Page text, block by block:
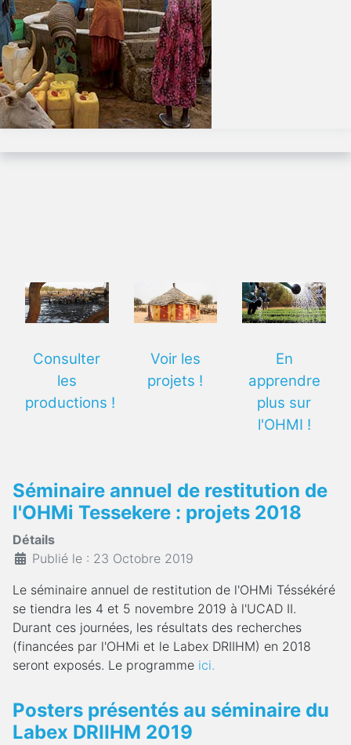
Consulter
les
productions !
Voir les
projets !
En
apprendre
plus sur
l'OHMI !
Séminaire annuel de restitution de
l'OHMi Tessekere : projets 2018
Détails
Publié le : 23 Octobre 2019
Le séminaire annuel de restitution de l'OHMi Téssékéré
se tiendra les 4 et 5 novembre 2019 à l'UCAD II.
Durant ces journées, les résultats des recherches
(financées par l'OHMi et le Labex DRIIHM) en 2018
seront exposés. Le programme ici.
Posters présentés au séminaire du
Labex DRIIHM 2019